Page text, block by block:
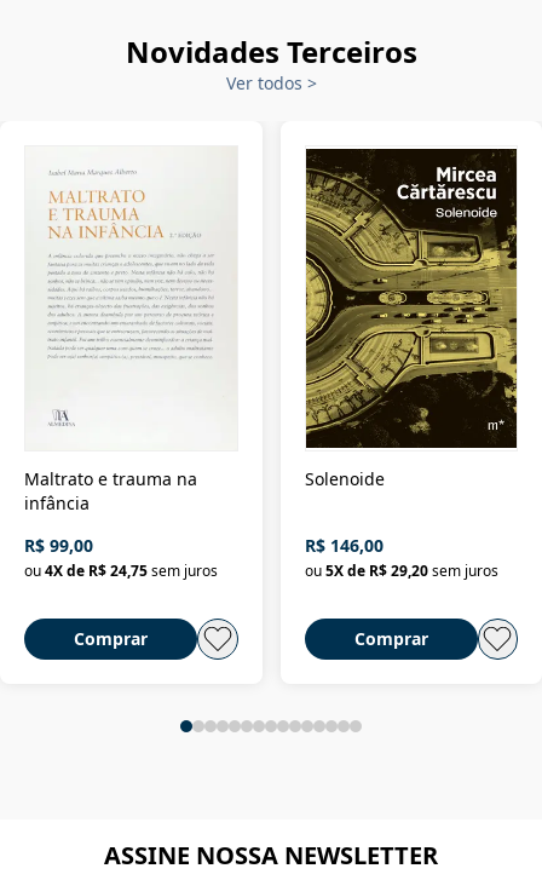
Novidades Terceiros
Ver todos >
Maltrato e trauma na
infância
R$ 99,00
ou4X de R$ 24,75sem juros
Comprar
Solenoide
R$ 146,00
ou 5X de R$ 29,20 sem juros
Comprar
ASSINE NOSSA NEWSLETTER